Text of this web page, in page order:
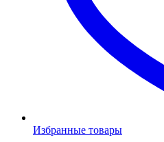
Избранные товары